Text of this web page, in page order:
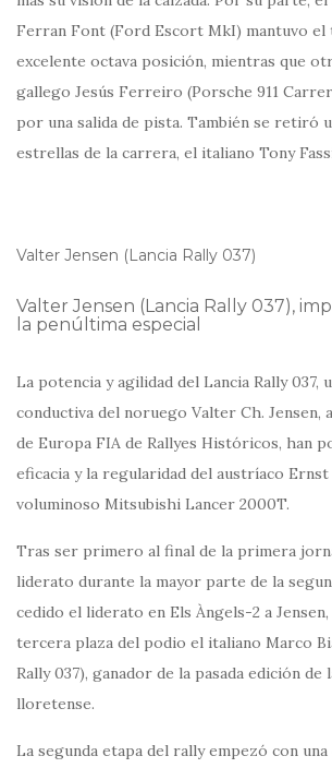
Ferran Font (Ford Escort MkI) mantuvo el
excelente octava posición, mientras que
gallego Jesús Ferreiro (Porsche 911
por una salida de pista. También se retiró
estrellas de la carrera, el italiano Tony
Valter Jensen (Lancia Rally 037)
Valter Jensen (Lancia Rally 037),
la penúltima especial
La potencia y agilidad del Lancia Rally 037,
conductiva del noruego Valter Ch. Jensen,
de Europa FIA de Rallyes Históricos, han
eficacia y la regularidad del austríaco
voluminoso Mitsubishi Lancer 2000T.
Tras ser primero al final de la primera
liderato durante la mayor parte de la
cedido el liderato en Els Àngels-2 a
tercera plaza del podio el italiano Marco
Rally 037), ganador de la pasada edición de
lloretense.
La segunda etapa del rally empezó con